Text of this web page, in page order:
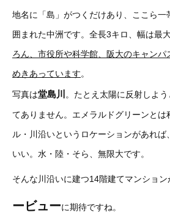
地名に「島」がつくだけあり、ここら一
囲まれた中洲です。全長3キロ、幅は最大
ろん、市役所や科学館、
阪大のキャンパ
めきあっています。
写真は堂島川 。たとえ太陽に反射しよ
てありません。エメラルドグリーンと
ル・川沿いというロケーションがあれば
いい。水・陸・そら、無限大です。
そんな川沿いに建つ14階建てマンション
ービューに期待ですね。